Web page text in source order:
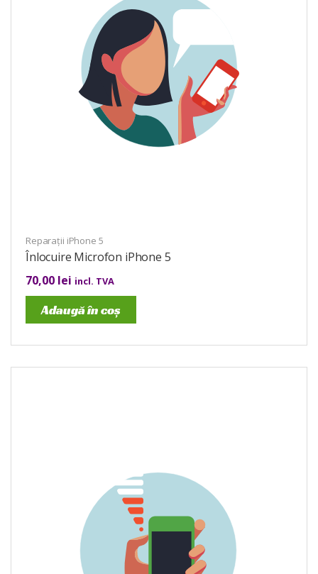
Reparații iPhone 5
Înlocuire Microfon iPhone 5
70,00 lei incl. TVA
Adaugă în coș